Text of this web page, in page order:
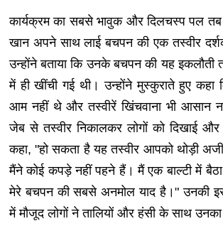
कार्यक्रम का सबसे भावुक और दिलचस्प पल
खान अपने साथ लाई बचपन की एक तस्वीर
उन्होंने बताया कि उनके बचपन की यह इकलौती
में ही खींची गई थी। उन्होंने मुस्कुराते हुए
आम नहीं थे और तस्वीरें खिंचवाना भी आसान
जेब से तस्वीर निकालकर लोगों को दिखाई
कहा, "हो सकता है यह तस्वीर आपको थोड़ी
मैंने कोई कपड़े नहीं पहने हैं। मैं एक बाल्टी में
मेरे बचपन की सबसे अनमोल याद है।" उनकी
में मौजूद लोगों ने तालियों और हंसी के साथ उनका